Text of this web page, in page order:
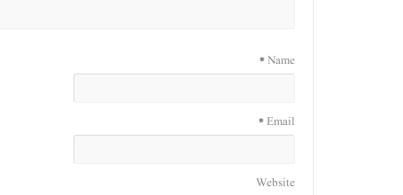
Name
*
Email
*
Website